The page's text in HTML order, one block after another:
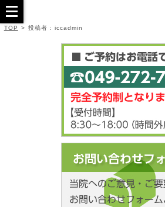
TOP > 投稿者 : iccadmin